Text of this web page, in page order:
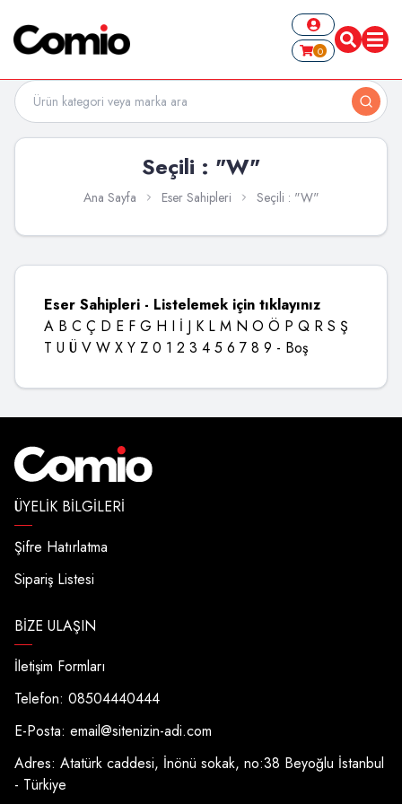
0
Seçili : "W"
Ana Sayfa Eser Sahipleri Seçili : "W"
Eser Sahipleri - Listelemek için tıklayınız
A B C Ç D E F G H I İ J K L M N O Ö P Q R S Ş
T U Ü V W X Y Z 0 1 2 3 4 5 6 7 8 9 - Boş
ÜYELIK BILGILERI
Şifre Hatırlatma
Sipariş Listesi
BIZE ULAŞIN
İletişim Formları
Telefon: 08504440444
E-Posta: email@sitenizin-adi.com
Adres: Atatürk caddesi, İnönü sokak, no:38 Beyoğlu İstanbul
- Türkiye